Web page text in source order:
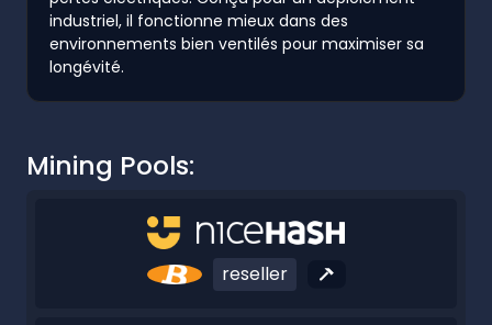
industriel, il fonctionne mieux dans des
environnements bien ventilés pour maximiser sa
longévité.
Mining Pools:
reseller